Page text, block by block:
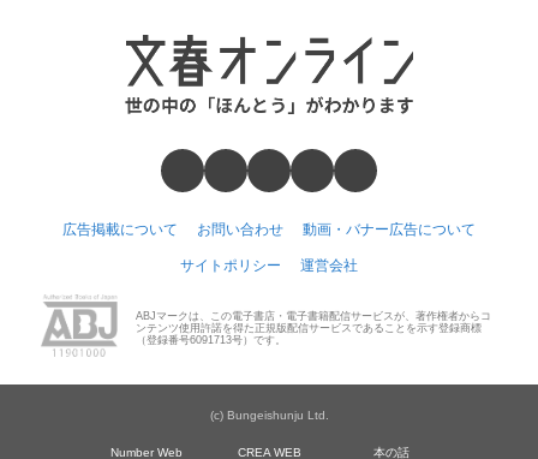
広告掲載について お問い合わせ 動画・バナー広告について
サイトポリシー 運営会社
ABJマークは、この電子書店・電子書籍配信サービスが、著作権者からコ
ンテンツ使用許諾を得た正規版配信サービスであることを示す登録商標
（登録番号6091713号）です。
(c) Bungeishunju Ltd.
Number Web CREA WEB 本の話